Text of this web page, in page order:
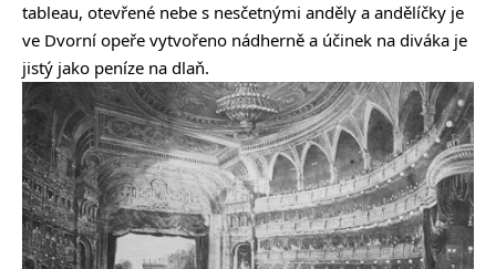
tableau, otevřené nebe s nesčetnými anděly a andělíčky je
ve Dvorní opeře vytvořeno nádherně a účinek na diváka je
jistý jako peníze na dlaň.